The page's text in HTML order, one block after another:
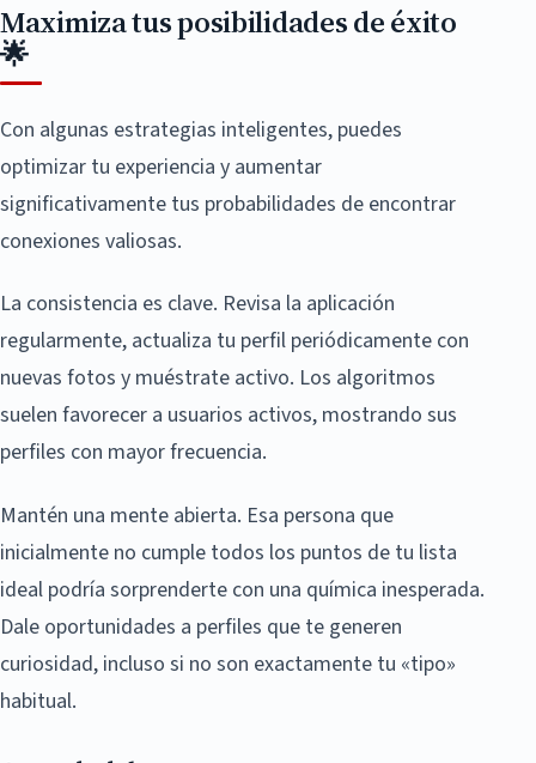
Maximiza tus posibilidades de éxito
🌟
Con algunas estrategias inteligentes, puedes
optimizar tu experiencia y aumentar
significativamente tus probabilidades de encontrar
conexiones valiosas.
La consistencia es clave. Revisa la aplicación
regularmente, actualiza tu perfil periódicamente con
nuevas fotos y muéstrate activo. Los algoritmos
suelen favorecer a usuarios activos, mostrando sus
perfiles con mayor frecuencia.
Mantén una mente abierta. Esa persona que
inicialmente no cumple todos los puntos de tu lista
ideal podría sorprenderte con una química inesperada.
Dale oportunidades a perfiles que te generen
curiosidad, incluso si no son exactamente tu «tipo»
habitual.